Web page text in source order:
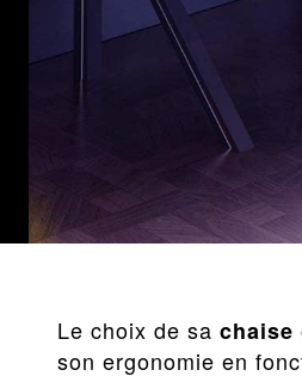
Le choix de sa chaise
son ergonomie en